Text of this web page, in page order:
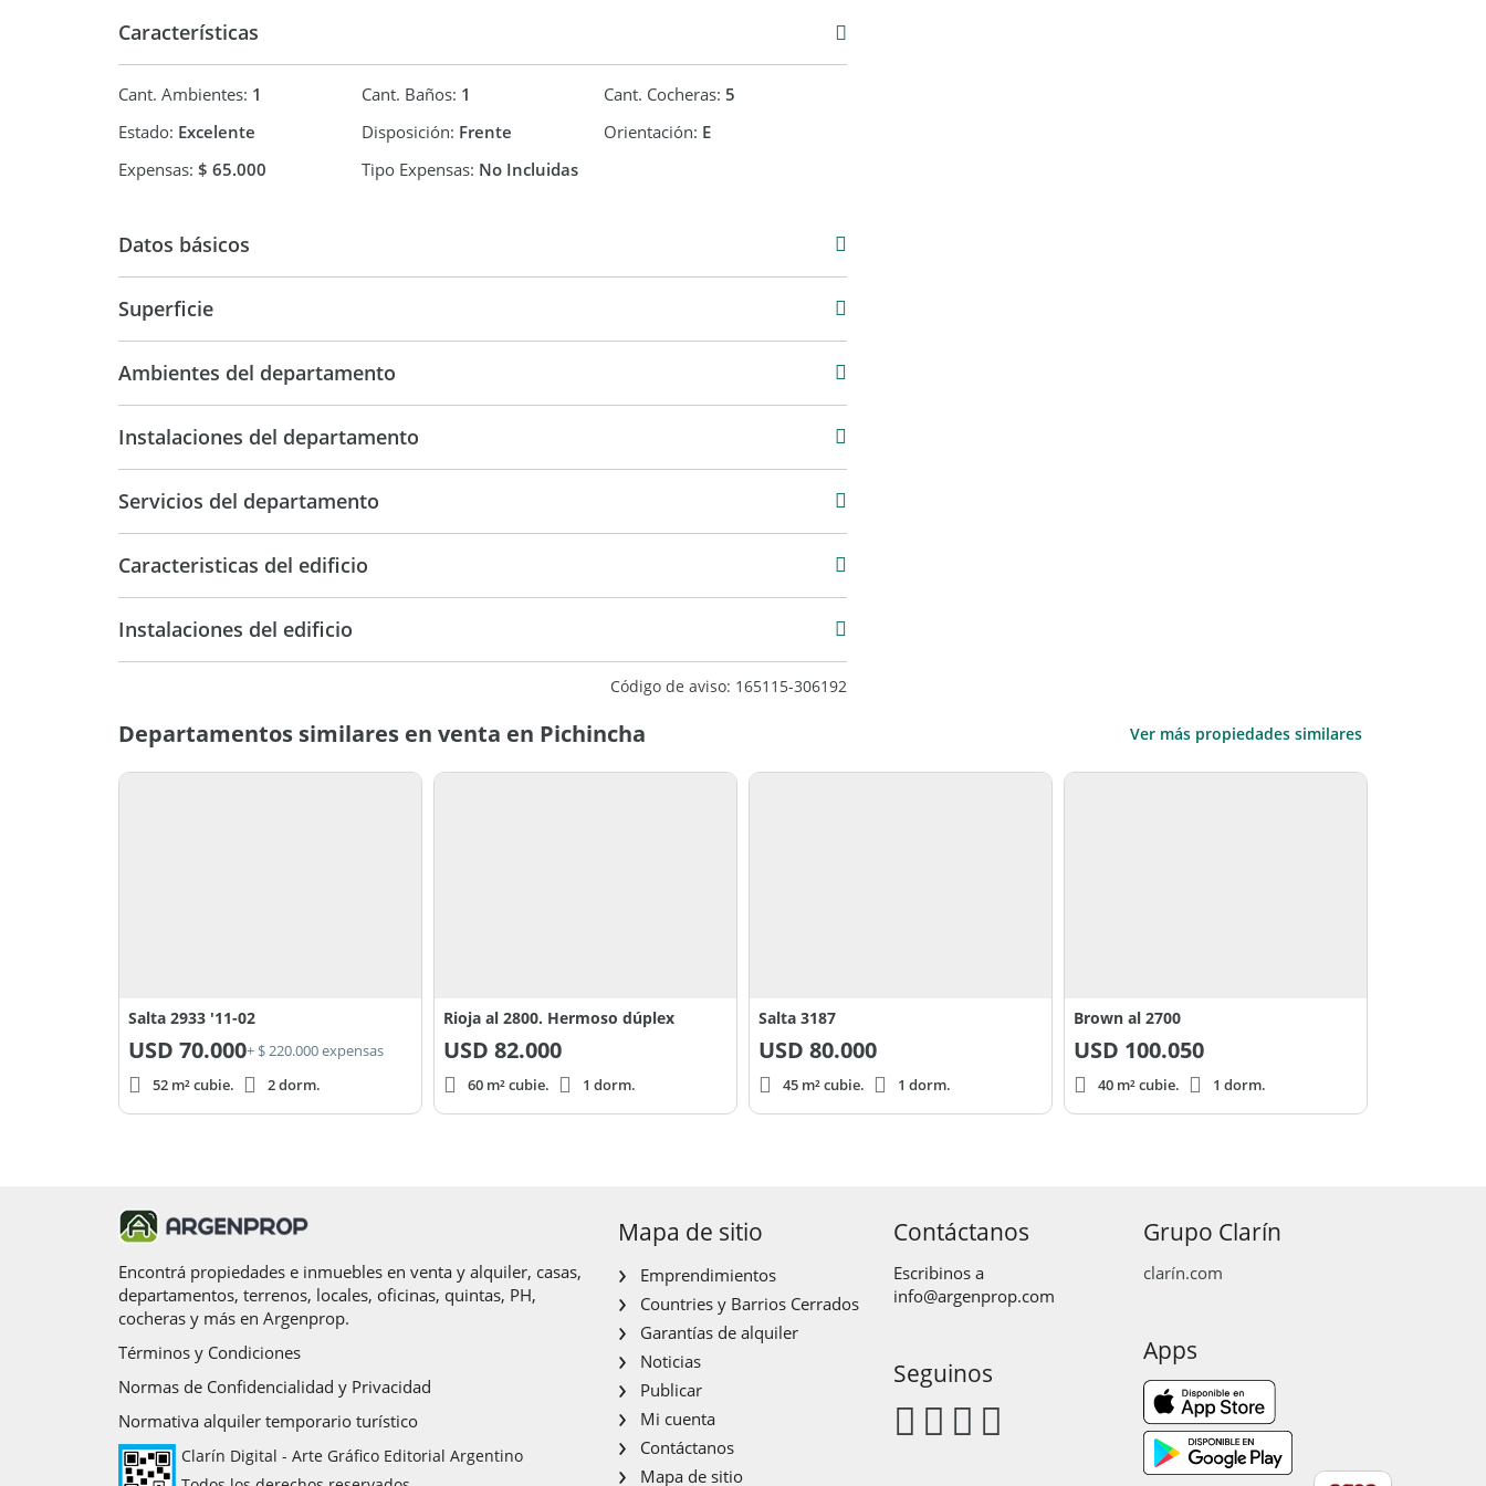
Características
Cant. Ambientes: 1 Cant. Baños: 1 Cant. Cocheras:5
Estado: Excelente Disposición: Frente Orientación: E
Expensas: $ 65.000 Tipo Expensas: No Incluidas
Datos básicos
Departamento
Superficie
Ambientes del departamento
Instalaciones del departamento
Servicios del departamento
Caracteristicas del edificio
Instalaciones del edificio
Código de aviso: 165115-306192
Departamentos similares en venta en Pichincha Ver más propiedades similares
Salta 2933 '11-02
USD 70.000+ $ 220.000 expensas
52 m² cubie.
2 dorm.
Rioja al 2800. Hermoso dúplex
USD 82.000
60 m² cubie. 1 dorm.
Salta 3187
USD 80.000
45 m² cubie. 1 dorm.
Brown al 2700
USD 100.050
40 m² cubie. 1 dorm.
Encontrá propiedades e inmuebles en venta y alquiler, casas,
departamentos, terrenos, locales, oficinas, quintas, PH,
cocheras y más en Argenprop.
Términos y Condiciones
Normas de Confidencialidad y Privacidad
Normativa alquiler temporario turístico
Clarín Digital - Arte Gráfico Editorial Argentino
Mapa de sitio
Emprendimientos
Countries y Barrios Cerrados
Garantías de alquiler
Noticias
Publicar
Mi cuenta
Contáctanos
Mapa de sitio
Contáctanos
Escribinos a
info@argenprop.com
Seguinos
Grupo Clarín
clarín.com
Apps